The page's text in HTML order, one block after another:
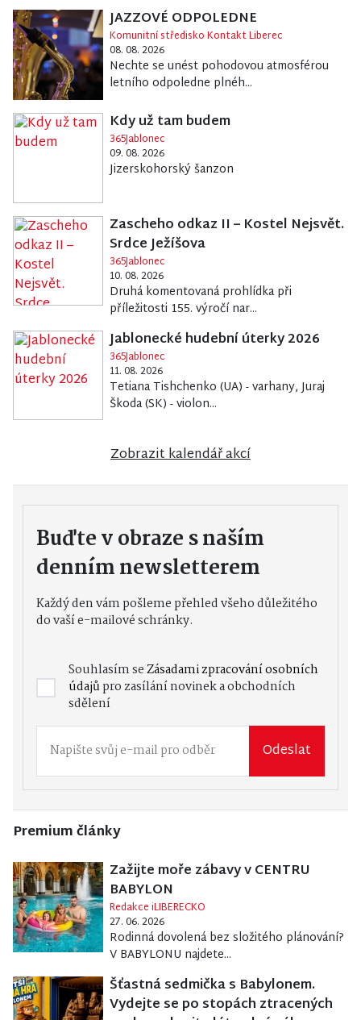
JAZZOVÉ ODPOLEDNE
Komunitní středisko Kontakt Liberec
08. 08. 2026
Nechte se unést pohodovou atmosférou
letního odpoledne plnéh...
Kdy už tam budem
365Jablonec
09. 08. 2026
Jizerskohorský šanzon
Zascheho odkaz II – Kostel Nejsvět.
Srdce Ježíšova
365Jablonec
10. 08. 2026
Druhá komentovaná prohlídka při
příležitosti 155. výročí nar...
Jablonecké hudební úterky 2026
365Jablonec
11. 08. 2026
Tetiana Tishchenko (UA) - varhany, Juraj
Škoda (SK) - violon...
Zobrazit kalendář akcí
Buďte v obraze s naším
denním newsletterem
Každý den vám pošleme přehled všeho důležitého
do vaší e-mailové schránky.
Souhlasím seZásadami zpracování osobních
údajůpro zasílání novinek a obchodních
sdělení
Odeslat
Premium články
Zažijte moře zábavy v CENTRU
BABYLON
Redakce iLIBERECKO
27. 06. 2026
Rodinná dovolená bez složitého plánování?
V BABYLONU najdete...
Šťastná sedmička s Babylonem.
Vydejte se po stopách ztracených
Přihlaste se k odběru zpráv do e-mailu, ať víte
o všem důležitém.
Váš e-mail
Souhlasím seZásadami zpracování osobních
pro zasílání novinek a obchodních sdělení